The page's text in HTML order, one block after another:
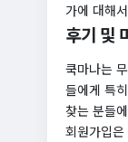
가에 대해
후기 및
쿡마나는
들에게 특
찾는 분들
회원가입